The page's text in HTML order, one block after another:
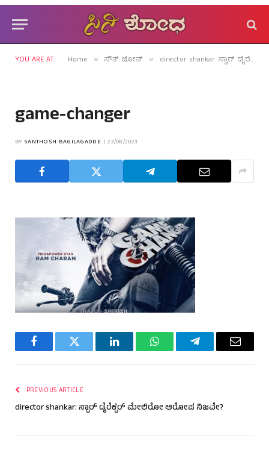
YOU ARE AT: Home » ಸೌತ್ ಜೋನ್ » director shankar: ಸ್ಟಾರ್ ಡೈರೆಕ್ಟರ್ ಮೇಲಿರೋ ಆರೋಪ ನಿಜವೇ?
game-changer
BY SANTHOSH BAGILAGADDE 23/08/2023
FacebookTwitter LinkedInWhatsAppTelegramEmail
PREVIOUS ARTICLE
director shankar: ಸ್ಟಾರ್ ಡೈರೆಕ್ಟರ್ ಮೇಲಿರೋ ಆರೋಪ ನಿಜವೇ?